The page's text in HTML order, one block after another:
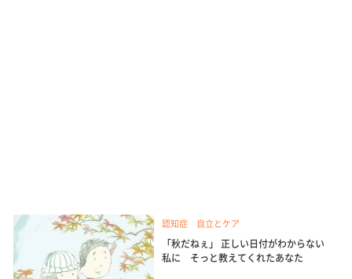
認知症 自立とケア
「秋だねぇ」 正しい日付がわからない
私に そっと教えてくれたあなた